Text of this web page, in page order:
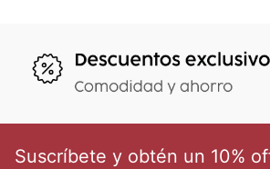
Suscríbete y obtén un 10%